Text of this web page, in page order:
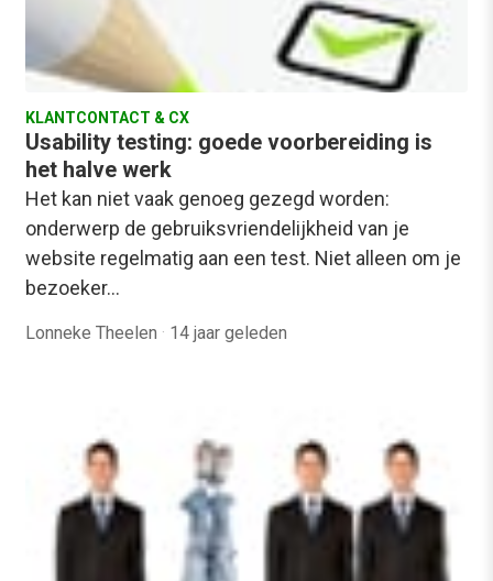
KLANTCONTACT & CX
Usability testing: goede voorbereiding is
het halve werk
Het kan niet vaak genoeg gezegd worden:
onderwerp de gebruiksvriendelijkheid van je
website regelmatig aan een test. Niet alleen om je
bezoeker…
Lonneke Theelen · 14 jaar geleden